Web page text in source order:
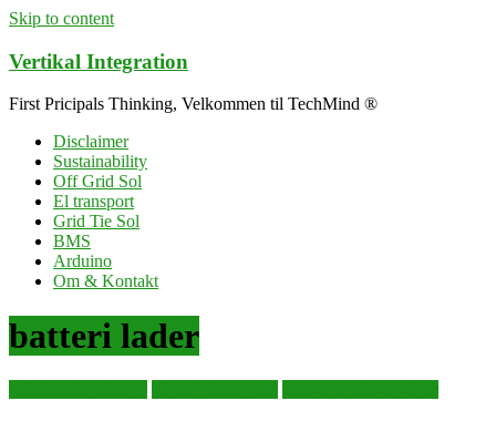
Skip to content
Vertikal Integration
First Pricipals Thinking, Velkommen til TechMind ®
Disclaimer
Sustainability
Off Grid Sol
El transport
Grid Tie Sol
BMS
Arduino
Om & Kontakt
batteri lader